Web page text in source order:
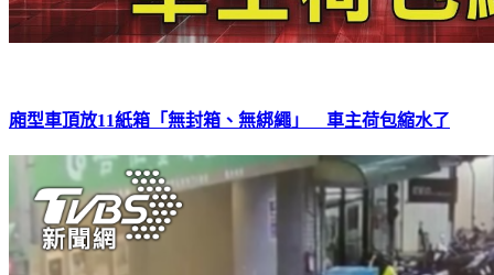
廂型車頂放11紙箱「無封箱、無綁繩」 車主荷包縮水了